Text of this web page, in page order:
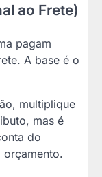
ao Frete)
pagam
A base é o
multiplique
mas é
do
orçamento.